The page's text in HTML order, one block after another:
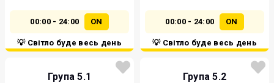
00:00 - 24:00 ON
💡 Світло буде весь день
00:00 - 24:00 ON
💡 Світло буде весь день
Група 5.1 Група 5.2